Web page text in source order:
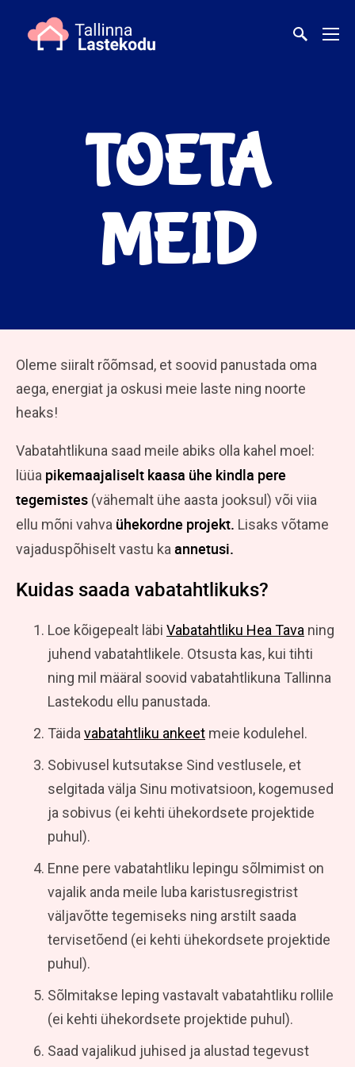
TOETA
MEID
Oleme siiralt rõõmsad, et soovid panustada oma
aega, energiat ja oskusi meie laste ning noorte
heaks!
Vabatahtlikuna saad meile abiks olla kahel moel:
lüüa pikemaajaliselt kaasa ühe kindla pere
tegemistes (vähemalt ühe aasta jooksul) või viia
ellu mõni vahva ühekordne projekt. Lisaks võtame
vajaduspõhiselt vastu ka annetusi.
Kuidas saada vabatahtlikuks?
Loe kõigepealt läbi Vabatahtliku Hea Tava ning
juhend vabatahtlikele. Otsusta kas, kui tihti
ning mil määral soovid vabatahtlikuna Tallinna
Lastekodu ellu panustada.
Täidavabatahtliku ankeet meie kodulehel.
Sobivusel kutsutakse Sind vestlusele, et
selgitada välja Sinu motivatsioon, kogemused
ja sobivus (ei kehti ühekordsete projektide
puhul).
Enne pere vabatahtliku lepingu sõlmimist on
vajalik anda meile luba karistusregistrist
väljavõtte tegemiseks ning arstilt saada
tervisetõend (ei kehti ühekordsete projektide
puhul).
Sõlmitakse leping vastavalt vabatahtliku rollile
(ei kehti ühekordsete projektide puhul).
Saad vajalikud juhised ja alustad tegevust